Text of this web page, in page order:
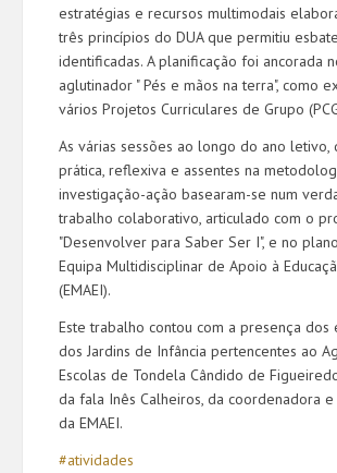
estratégias e recursos multimodais
três princípios do DUA que permitiu
identificadas. A planificação foi ancorada
aglutinador " Pés e mãos na terra", como
vários Projetos Curriculares de Grupo
As várias sessões ao longo do ano letivo,
prática, reflexiva e assentes na
investigação-ação basearam-se num
trabalho colaborativo, articulado com o
"Desenvolver para Saber Ser I", e no
Equipa Multidisciplinar de Apoio à
(EMAEI).
Este trabalho contou com a presença dos
dos Jardins de Infância pertencentes ao
Escolas de Tondela Cândido de
da fala Inês Calheiros, da coordenadora
da EMAEI.
#atividades